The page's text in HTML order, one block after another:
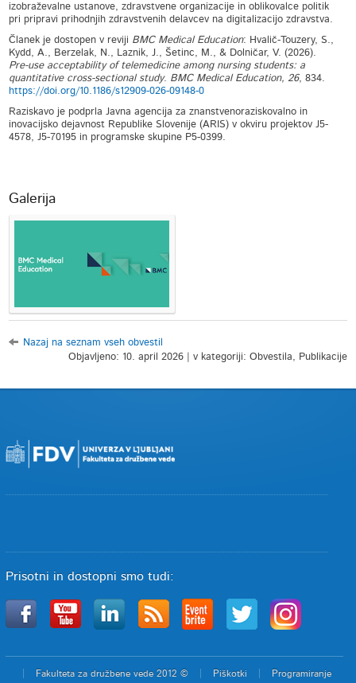
izobraževalne ustanove, zdravstvene organizacije in oblikovalce politik
pri pripravi prihodnjih zdravstvenih delavcev na digitalizacijo zdravstva.
Članek je dostopen v reviji BMC Medical Education: Hvalič-Touzery, S.,
Kydd, A., Berzelak, N., Laznik, J., Šetinc, M., & Dolničar, V. (2026).
Pre-use acceptability of telemedicine among nursing students: a
quantitative cross-sectional study. BMC Medical Education, 26, 834.
https://doi.org/10.1186/s12909-026-09148-0
Raziskavo je podprla Javna agencija za znanstvenoraziskovalno in
inovacijsko dejavnost Republike Slovenije (ARIS) v okviru projektov J5-
4578, J5-70195 in programske skupine P5-0399.
Galerija
Nazaj na seznam vseh obvestil
Objavljeno: 10. april 2026 | v kategoriji: Obvestila, Publikacije
Prisotni in dostopni smo tudi:
Fakulteta za družbene vede 2012 © Piškotki Programiranje